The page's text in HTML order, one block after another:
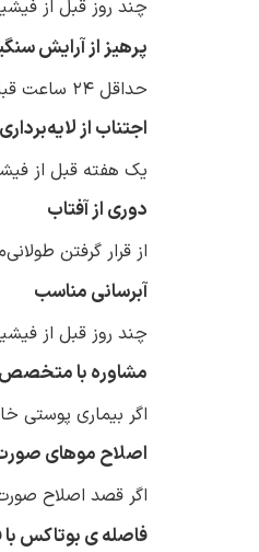
چند روز قبل از
پرهیز از آرایش
حداقل ۲۴ ساعت قبل از فیشیال از آرایش غلیظ خودداری کنید تا منافذ پوست مسدود نشوند.
اجتناب از
یک هفته قبل از
دوری از آفتاب
از قرار گرفتن
آبرسانی مناسب
چند روز قبل از
مشاوره با متخصص
اگر بیماری پوستی
اصلاح موهای
اگر قصد اصلاح صورت دارید، این کار را حداقل ۴۸ ساعت
فاصله ی بوتاکس